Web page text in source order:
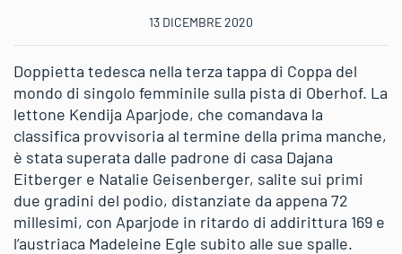
13 DICEMBRE 2020
Doppietta tedesca nella terza tappa di Coppa del
mondo di singolo femminile sulla pista di Oberhof. La
lettone Kendija Aparjode, che comandava la
classifica provvisoria al termine della prima manche,
è stata superata dalle padrone di casa Dajana
Eitberger e Natalie Geisenberger, salite sui primi
due gradini del podio, distanziate da appena 72
millesimi, con Aparjode in ritardo di addirittura 169 e
l’austriaca Madeleine Egle subito alle sue spalle.